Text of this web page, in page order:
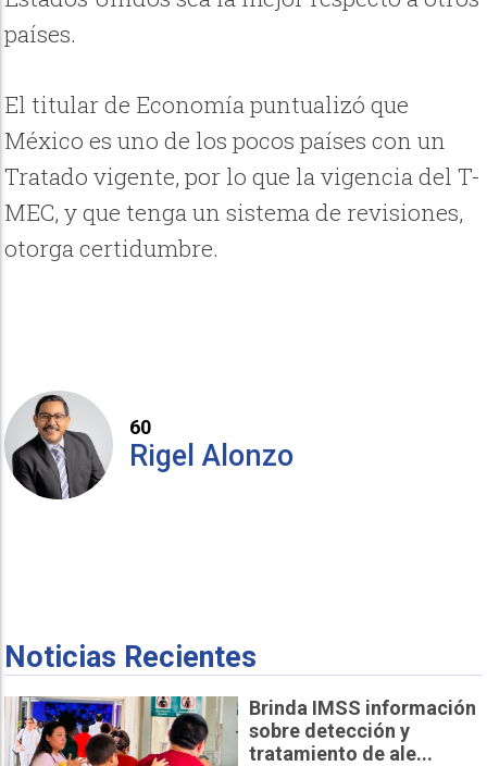
países.
El titular de Economía puntualizó que
México es uno de los pocos países con un
Tratado vigente, por lo que la vigencia del T-
MEC, y que tenga un sistema de revisiones,
otorga certidumbre.
60
Rigel Alonzo
Noticias Recientes
Brinda IMSS información
sobre detección y
tratamiento de ale...